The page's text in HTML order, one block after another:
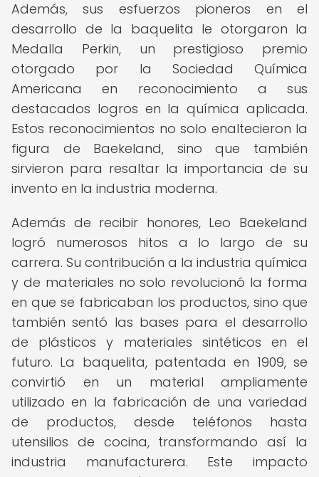
Además, sus esfuerzos pioneros en el
desarrollo de la baquelita le otorgaron la
Medalla Perkin, un prestigioso premio
otorgado por la Sociedad Química
Americana en reconocimiento a sus
destacados logros en la química aplicada.
Estos reconocimientos no solo enaltecieron la
figura de Baekeland, sino que también
sirvieron para resaltar la importancia de su
invento en la industria moderna.
Además de recibir honores, Leo Baekeland
logró numerosos hitos a lo largo de su
carrera. Su contribución a la industria química
y de materiales no solo revolucionó la forma
en que se fabricaban los productos, sino que
también sentó las bases para el desarrollo
de plásticos y materiales sintéticos en el
futuro. La baquelita, patentada en 1909, se
convirtió en un material ampliamente
utilizado en la fabricación de una variedad
de productos, desde teléfonos hasta
utensilios de cocina, transformando así la
industria manufacturera. Este impacto